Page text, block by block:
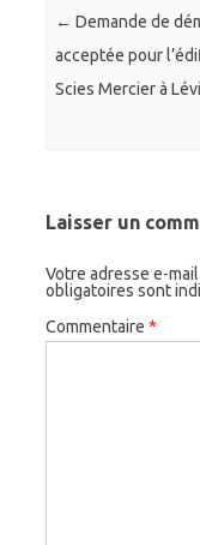
← Demande de
acceptée pour
Scies Mercier à
Laisser un
Votre adresse e-
obligatoires sont
Commentaire *